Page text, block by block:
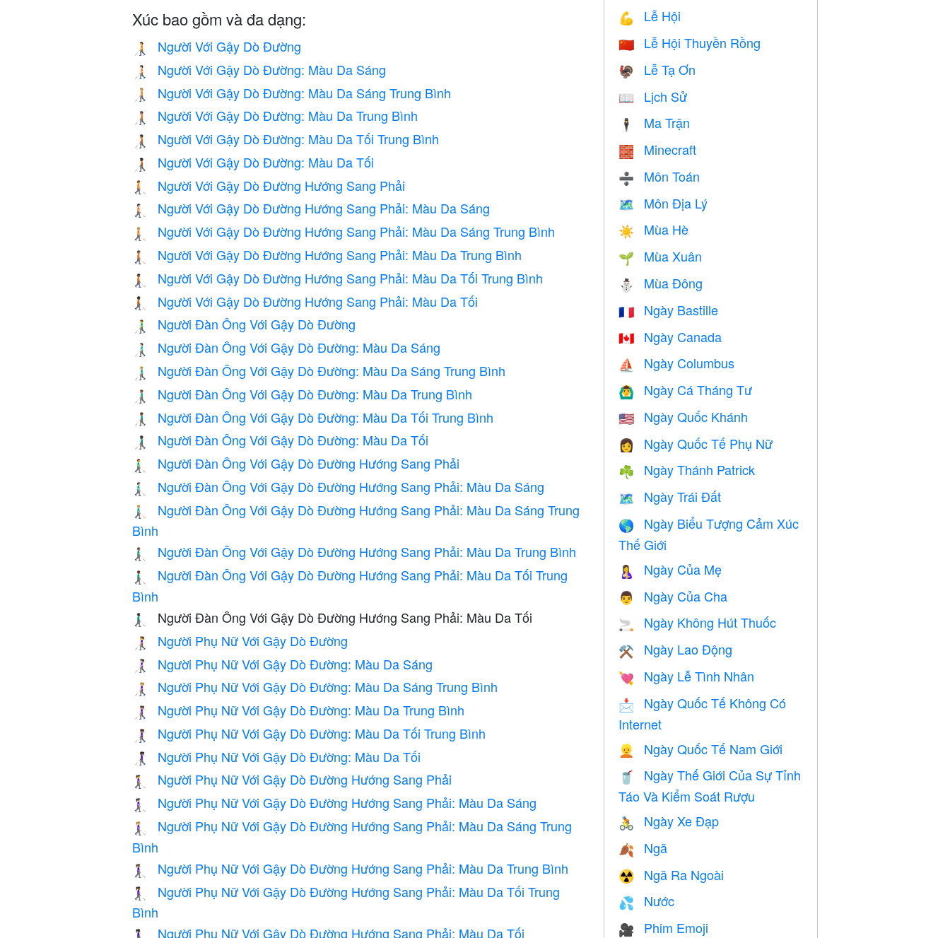
Xúc bao gồm và đa dạng:
🧑‍🦯 Người Với Gậy Dò Đường
🧑🏻‍🦯 Người Với Gậy Dò Đường: Màu Da Sáng
🧑🏼‍🦯 Người Với Gậy Dò Đường: Màu Da Sáng Trung Bình
🧑🏽‍🦯 Người Với Gậy Dò Đường: Màu Da Trung Bình
🧑🏾‍🦯 Người Với Gậy Dò Đường: Màu Da Tối Trung Bình
🧑🏿‍🦯 Người Với Gậy Dò Đường: Màu Da Tối
🧑‍🦯‍➡️ Người Với Gậy Dò Đường Hướng Sang Phải
🧑🏻‍🦯‍➡️ Người Với Gậy Dò Đường Hướng Sang Phải: Màu Da Sáng
🧑🏼‍🦯‍➡️ Người Với Gậy Dò Đường Hướng Sang Phải: Màu Da Sáng Trung Bình
🧑🏽‍🦯‍➡️ Người Với Gậy Dò Đường Hướng Sang Phải: Màu Da Trung Bình
🧑🏾‍🦯‍➡️ Người Với Gậy Dò Đường Hướng Sang Phải: Màu Da Tối Trung Bình
🧑🏿‍🦯‍➡️ Người Với Gậy Dò Đường Hướng Sang Phải: Màu Da Tối
👨‍🦯 Người Đàn Ông Với Gậy Dò Đường
👨🏻‍🦯 Người Đàn Ông Với Gậy Dò Đường: Màu Da Sáng
👨🏼‍🦯 Người Đàn Ông Với Gậy Dò Đường: Màu Da Sáng Trung Bình
👨🏽‍🦯 Người Đàn Ông Với Gậy Dò Đường: Màu Da Trung Bình
👨🏾‍🦯 Người Đàn Ông Với Gậy Dò Đường: Màu Da Tối Trung Bình
👨🏿‍🦯 Người Đàn Ông Với Gậy Dò Đường: Màu Da Tối
👨‍🦯‍➡️ Người Đàn Ông Với Gậy Dò Đường Hướng Sang Phải
👨🏻‍🦯‍➡️ Người Đàn Ông Với Gậy Dò Đường Hướng Sang Phải: Màu Da Sáng
👨🏼‍🦯‍➡️
Người Đàn Ông Với Gậy Dò Đường Hướng Sang Phải: Màu Da Sáng Trung
Bình
👨🏽‍🦯‍➡️ Người Đàn Ông Với Gậy Dò Đường Hướng Sang Phải: Màu Da Trung Bình
👨🏾‍🦯‍➡️
Người Đàn Ông Với Gậy Dò Đường Hướng Sang Phải: Màu Da Tối Trung
Bình
👨🏿‍🦯‍➡️ Người Đàn Ông Với Gậy Dò Đường Hướng Sang Phải: Màu Da Tối
👩‍🦯 Người Phụ Nữ Với Gậy Dò Đường
👩🏻‍🦯 Người Phụ Nữ Với Gậy Dò Đường: Màu Da Sáng
👩🏼‍🦯 Người Phụ Nữ Với Gậy Dò Đường: Màu Da Sáng Trung Bình
👩🏽‍🦯 Người Phụ Nữ Với Gậy Dò Đường: Màu Da Trung Bình
👩🏾‍🦯 Người Phụ Nữ Với Gậy Dò Đường: Màu Da Tối Trung Bình
👩🏿‍🦯 Người Phụ Nữ Với Gậy Dò Đường: Màu Da Tối
👩‍🦯‍➡️ Người Phụ Nữ Với Gậy Dò Đường Hướng Sang Phải
👩🏻‍🦯‍➡️ Người Phụ Nữ Với Gậy Dò Đường Hướng Sang Phải: Màu Da Sáng
👩🏼‍🦯‍➡️
Người Phụ Nữ Với Gậy Dò Đường Hướng Sang Phải: Màu Da Sáng Trung
Bình
👩🏽‍🦯‍➡️ Người Phụ Nữ Với Gậy Dò Đường Hướng Sang Phải: Màu Da Trung Bình
👩🏾‍🦯‍➡️
Người Phụ Nữ Với Gậy Dò Đường Hướng Sang Phải: Màu Da Tối Trung
Bình
Người Phụ Nữ Với Gậy Dò Đường Hướng Sang Phải: Màu Da Tối
💪 Lễ Hội
🇨🇳 Lễ Hội Thuyền Rồng
🦃 Lễ Tạ Ơn
📖 Lịch Sử
🕴️ Ma Trận
🧱 Minecraft
➗ Môn Toán
🗺 Môn Địa Lý
☀️ Mùa Hè
🌱 Mùa Xuân
⛄ Mùa Đông
🇫🇷 Ngày Bastille
🇨🇦 Ngày Canada
⛵️ Ngày Columbus
🙆‍♂️ Ngày Cá Tháng Tư
🇺🇸 Ngày Quốc Khánh
👩 Ngày Quốc Tế Phụ Nữ
☘️ Ngày Thánh Patrick
🗺️ Ngày Trái Đất
🌎
Ngày Biểu Tượng Cảm Xúc
Thế Giới
🤱 Ngày Của Mẹ
👨 Ngày Của Cha
🚬 Ngày Không Hút Thuốc
⚒️ Ngày Lao Động
💘 Ngày Lễ Tình Nhân
📩
Ngày Quốc Tế Không Có
Internet
👱 Ngày Quốc Tế Nam Giới
🥤
Ngày Thế Giới Của Sự Tỉnh
Táo Và Kiểm Soát Rượu
🚴 Ngày Xe Đạp
🍂 Ngã
☢️ Ngã Ra Ngoài
💦 Nước
🎥 Phim Emoji